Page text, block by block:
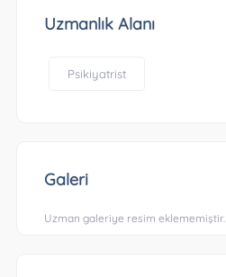
Uzmanlık Alanı
Psikiyatrist
Galeri
Uzman galeriye resim eklememiştir.